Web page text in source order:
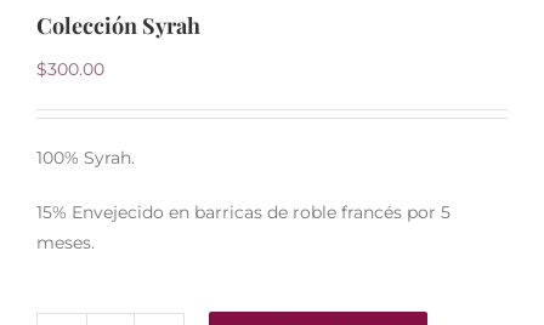
Colección Syrah
$300.00
100% Syrah.
15% Envejecido en barricas de roble francés por 5
meses.